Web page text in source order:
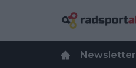
Newsletter